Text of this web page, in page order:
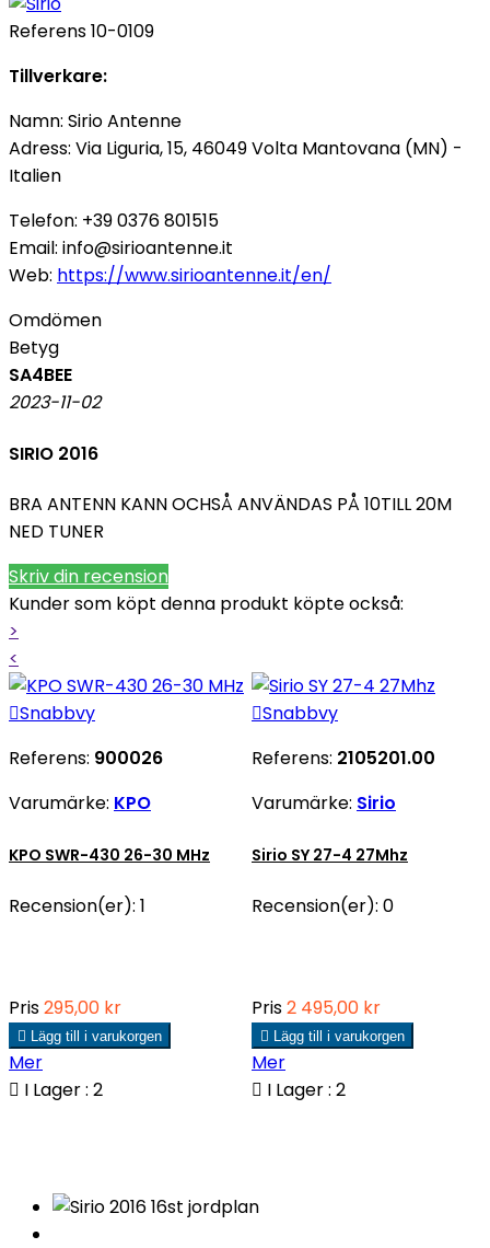
Referens10-0109
Tillverkare:
Namn: Sirio Antenne
Adress: Via Liguria, 15, 46049 Volta Mantovana (MN) -
Italien
Telefon: +39 0376 801515
Email: info@sirioantenne.it
Web: https://www.sirioantenne.it/en/
Omdömen
Betyg
SA4BEE
2023-11-02
SIRIO 2016
BRA ANTENN KANN OCHSÅ ANVÄNDAS PÅ 10TILL 20M
NED TUNER
Skriv din recension
Kunder som köpt denna produkt köpte också:
>
<
Snabbvy
Referens: 900026
Varumärke: KPO
KPO SWR-430 26-30 MHz
Recension(er): 1
Pris295,00 kr
 Lägg till i varukorgen
Mer
 I Lager : 2
Snabbvy
Referens: 2105201.00
Varumärke: Sirio
Sirio SY 27-4 27Mhz
Recension(er): 0
Pris2 495,00 kr
 Lägg till i varukorgen
Mer
 I Lager : 2